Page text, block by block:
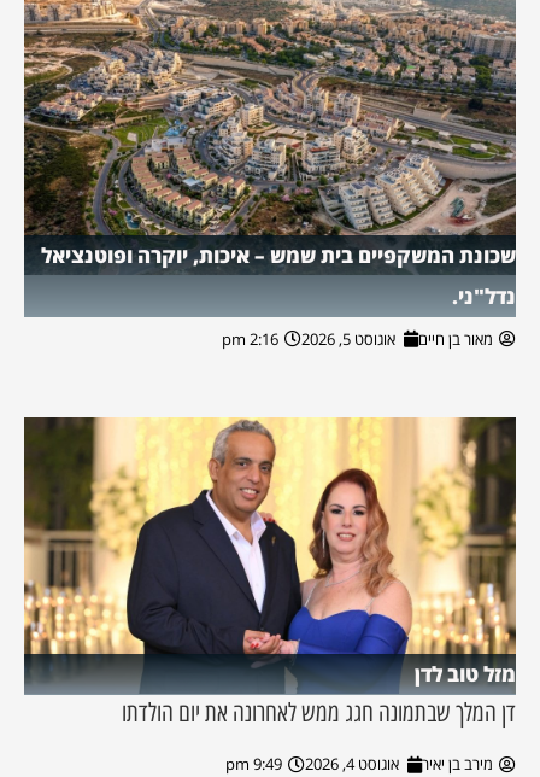
שכונת המשקפיים בית שמש – איכות, יוקרה ופוטנציאל
נדל"ני.
מאור בן חיים אוגוסט 5, 2026 2:16 pm
מזל טוב לדן
דן המלך שבתמונה חגג ממש לאחרונה את יום הולדתו
מירב בן יאיר אוגוסט 4, 2026 9:49 pm